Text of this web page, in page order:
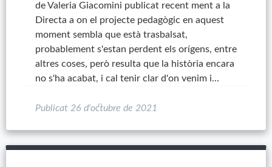
de Valeria Giacomini publicat recent ment a la
Directa a on el projecte pedagògic en aquest
moment sembla que està trasbalsat,
probablement s'estan perdent els orígens, entre
altres coses, però resulta que la història encara
no s'ha acabat, i cal tenir clar d'on venim i…
Publicat 26 d'octubre de 2021